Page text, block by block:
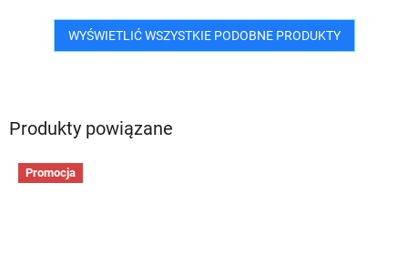
Produkty powiązane
Promocja
WYŚWIETLIĆ WSZYSTKIE PODOBNE PRODUKTY